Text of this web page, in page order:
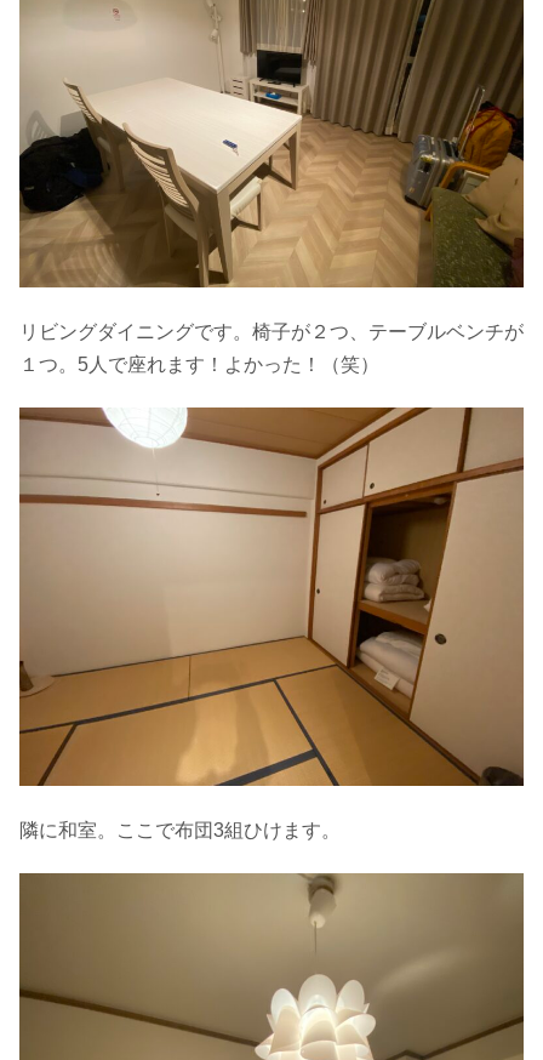
リビングダイニングです。椅子が２つ、テーブルベンチが
１つ。5人で座れます！よかった！（笑）
隣に和室。ここで布団3組ひけます。